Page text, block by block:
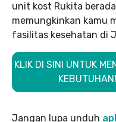
unit kost Rukita
memungkinkan kamu
fasilitas kesehatan di
KLIK DI SINI UNTUK
Jangan lupa unduh